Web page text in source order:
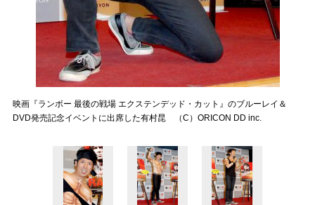
映画『ランボー 最後の戦場 エクステンデッド・カット』のブルーレイ＆
DVD発売記念イベントに出席した有村昆 （C）ORICON DD inc.